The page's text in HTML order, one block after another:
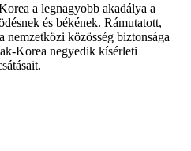
a legnagyobb akadálya a
és békének. Rámutatott,
közösség biztonsága
Korea negyedik kísérleti